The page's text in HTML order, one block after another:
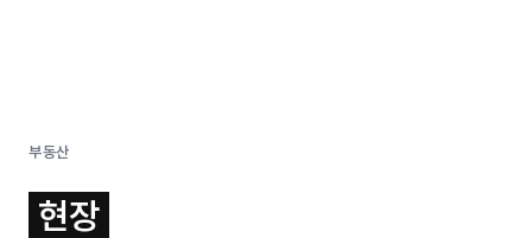
부동산
현장